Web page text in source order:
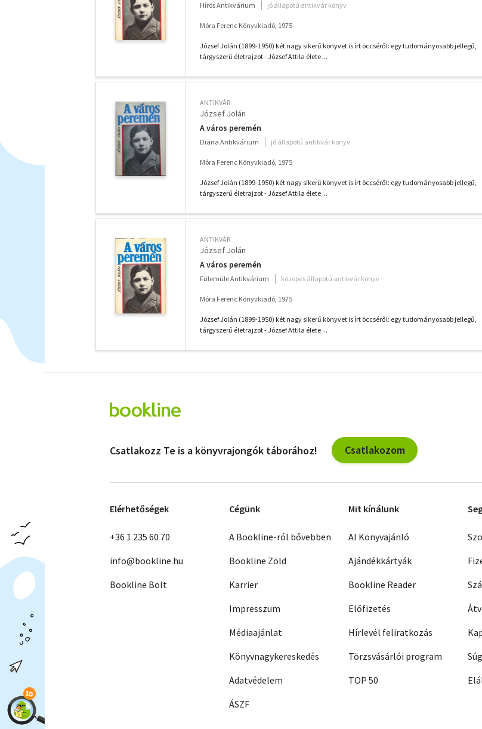
Hírös Antikvárium jó állapotú antikvár könyv
Móra Ferenc Könyvkiadó, 1975
József Jolán (1899-1950) két nagy sikerű könyvet is írt öccséről: egy tudományosabb jellegű,
tárgyszerű életrajzot - József Attila élete ...
ANTIKVÁR
József Jolán
A város peremén
Diana Antikvárium jó állapotú antikvár könyv
Móra Ferenc Könyvkiadó, 1975
József Jolán (1899-1950) két nagy sikerű könyvet is írt öccséről: egy tudományosabb jellegű,
tárgyszerű életrajzot - József Attila élete ...
ANTIKVÁR
József Jolán
A város peremén
Fülemüle Antikvárium közepes állapotú antikvár könyv
Móra Ferenc Könyvkiadó, 1975
József Jolán (1899-1950) két nagy sikerű könyvet is írt öccséről: egy tudományosabb jellegű,
tárgyszerű életrajzot - József Attila élete ...
szűrők
Csatlakozz Te is a könyvrajongók táborához! Csatlakozom
Elérhetőségek
+36 1 235 60 70
info@bookline.hu
Bookline Bolt
Cégünk
A Bookline-ról bővebben
Bookline Zöld
Karrier
Impresszum
Médiaajánlat
Könyvnagykereskedés
Adatvédelem
ÁSZF
Mit kínálunk
AI Könyvajánló
Ajándékkártyák
Bookline Reader
Előfizetés
Hírlevél feliratkozás
Törzsvásárlói program
TOP 50